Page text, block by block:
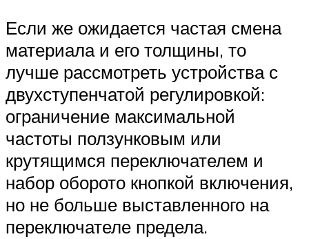
Если же ожидается частая смена
материала и его толщины, то
лучше рассмотреть устройства с
двухступенчатой регулировкой:
ограничение максимальной
частоты ползунковым или
крутящимся переключателем и
набор оборото кнопкой включения,
но не больше выставленного на
переключателе предела.